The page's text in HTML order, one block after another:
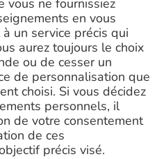
vous ne fournissiez
en vous
un service précis qui
aurez toujours le choix
ou de cesser un
de personnalisation que
choisi. Si vous décidez
personnels, il
de votre consentement
de ces
précis visé.